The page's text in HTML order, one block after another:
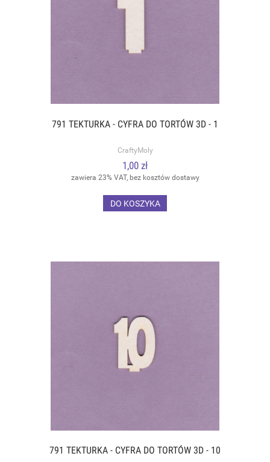
791 TEKTURKA - CYFRA DO TORTÓW 3D - 1
CraftyMoly
1,00 zł
zawiera 23% VAT, bez kosztów dostawy
DO KOSZYKA
791 TEKTURKA - CYFRA DO TORTÓW 3D - 10